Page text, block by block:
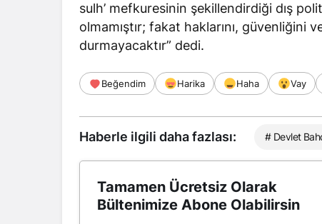
sulh’ mefkuresinin şekillendirdiği dış
olmamıştır; fakat haklarını,
durmayacaktır” dedi.
Beğendim Harika Haha Vay
Haberle ilgili daha fazlası: # Devlet
Tamamen Ücretsiz Olarak
Bültenimize Abone Olabilirsin